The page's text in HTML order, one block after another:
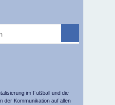
im Fußball und die
der Kommunikation auf allen